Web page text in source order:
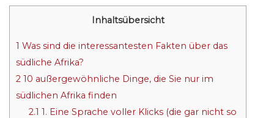
Inhaltsübersicht
1 Was sind die interessantesten Fakten über das
südliche Afrika?
2 10 außergewöhnliche Dinge, die Sie nur im
südlichen Afrika finden
2.1 1. Eine Sprache voller Klicks (die gar nicht so